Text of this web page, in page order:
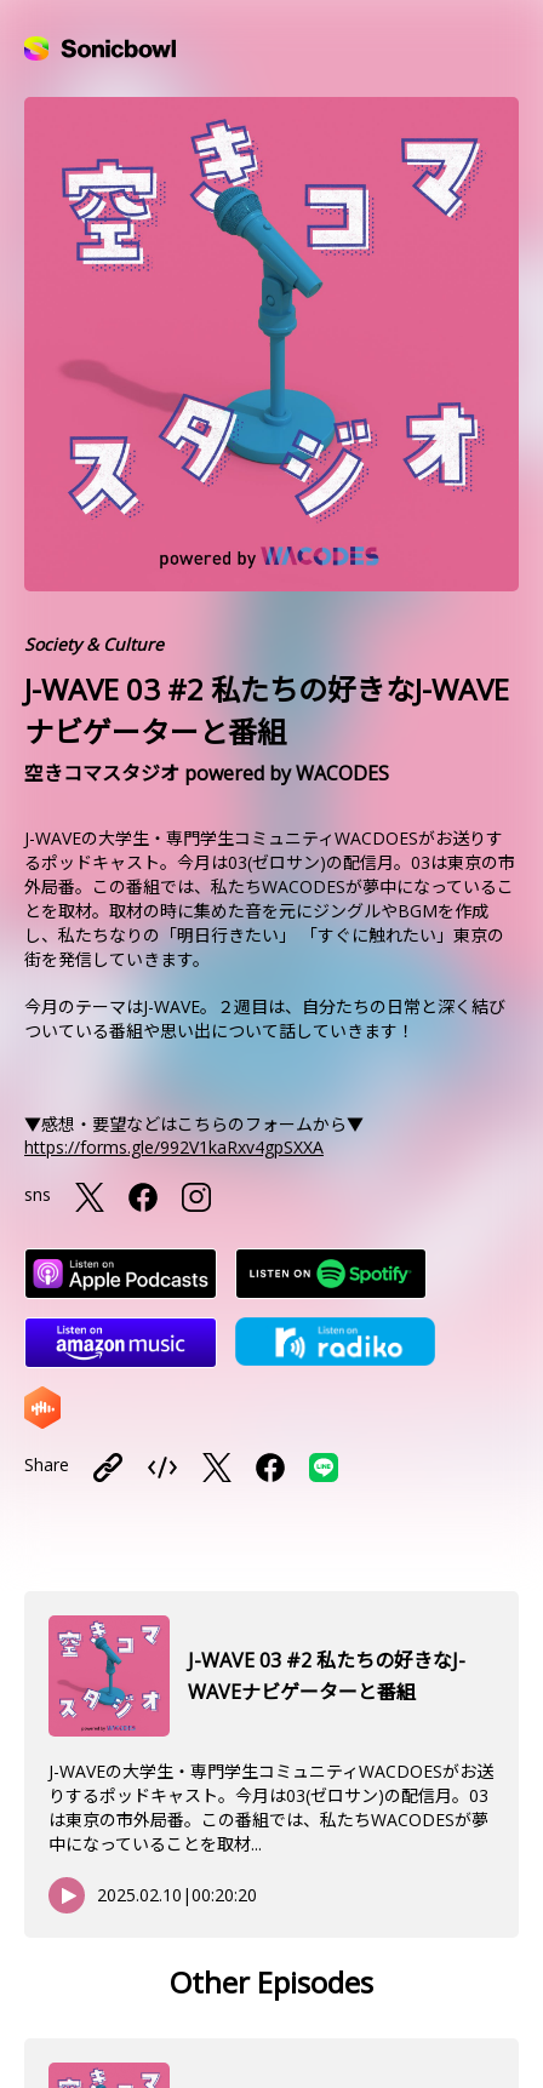
Society & Culture
J-WAVE 03 #2 私たちの好きなJ-WAVE
ナビゲーターと番組
空きコマスタジオ powered by WACODES
J-WAVEの大学生・専門学生コミュニティWACDOESがお送りす
るポッドキャスト。今月は03(ゼロサン)の配信月。03は東京の市
外局番。この番組では、私たちWACODESが夢中になっているこ
とを取材。取材の時に集めた音を元にジングルやBGMを作成
し、私たちなりの「明日行きたい」 「すぐに触れたい」東京の
街を発信していきます。
今月のテーマはJ-WAVE。２週目は、自分たちの日常と深く結び
ついている番組や思い出について話していきます！
▼感想・要望などはこちらのフォームから▼
https://forms.gle/992V1kaRxv4gpSXXA
sns
Share
J-WAVE 03 #2 私たちの好きなJ-
WAVEナビゲーターと番組
J-WAVEの大学生・専門学生コミュニティWACDOESがお送
りするポッドキャスト。今月は03(ゼロサン)の配信月。03
は東京の市外局番。この番組では、私たちWACODESが夢
中になっていることを取材...
2025.02.10 |00:20:20
Other Episodes